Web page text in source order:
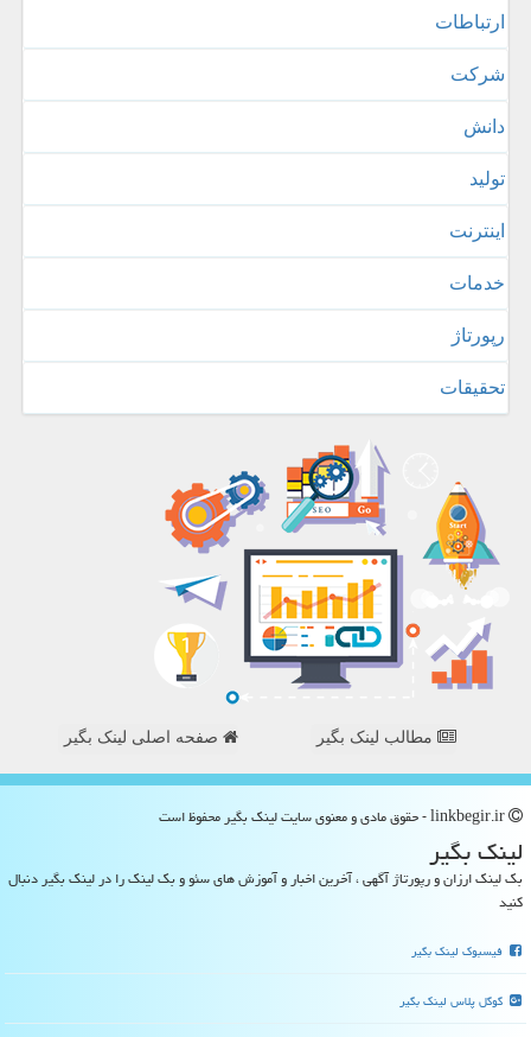
ارتباطات
شركت
دانش
تولید
اینترنت
خدمات
رپورتاژ
تحقیقات
مطالب لینک بگیر صفحه اصلی لینک بگیر
لینك بگیر
بک لینک ارزان و رپورتاژ آگهی ، آخرین اخبار و آموزش های سئو و بک لینک را در لینک بگیر دنبال
کنید
فیسبوک لینک بگیر
گوگل پلاس لینک بگیر